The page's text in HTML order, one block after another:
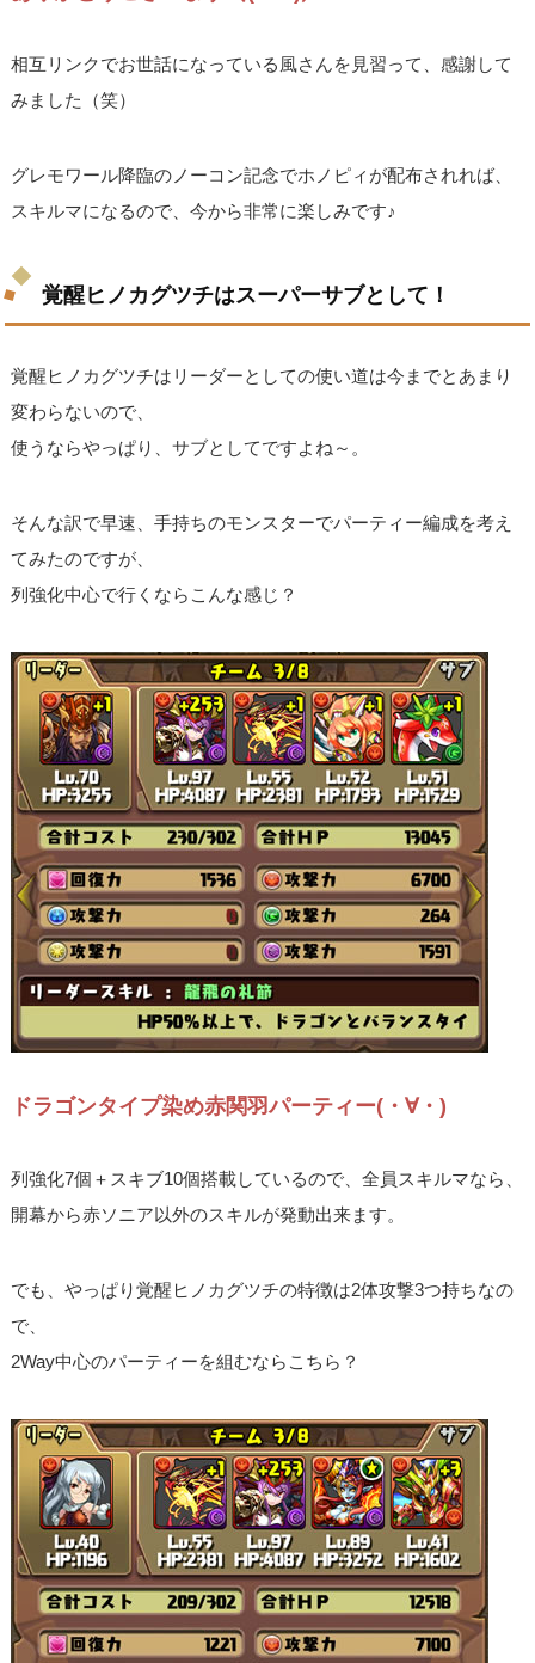
相互リンクでお世話になっている風さんを見習って、感謝して
みました（笑）
グレモワール降臨のノーコン記念でホノピィが配布されれば、
スキルマになるので、今から非常に楽しみです♪
覚醒ヒノカグツチはスーパーサブとして！
覚醒ヒノカグツチはリーダーとしての使い道は今までとあまり
変わらないので、
使うならやっぱり、サブとしてですよね～。
そんな訳で早速、手持ちのモンスターでパーティー編成を考え
てみたのですが、
列強化中心で行くならこんな感じ？
ドラゴンタイプ染め赤関羽パーティー(・∀・)
列強化7個＋スキブ10個搭載しているので、全員スキルマなら、
開幕から赤ソニア以外のスキルが発動出来ます。
でも、やっぱり覚醒ヒノカグツチの特徴は2体攻撃3つ持ちなの
で、
2Way中心のパーティーを組むならこちら？